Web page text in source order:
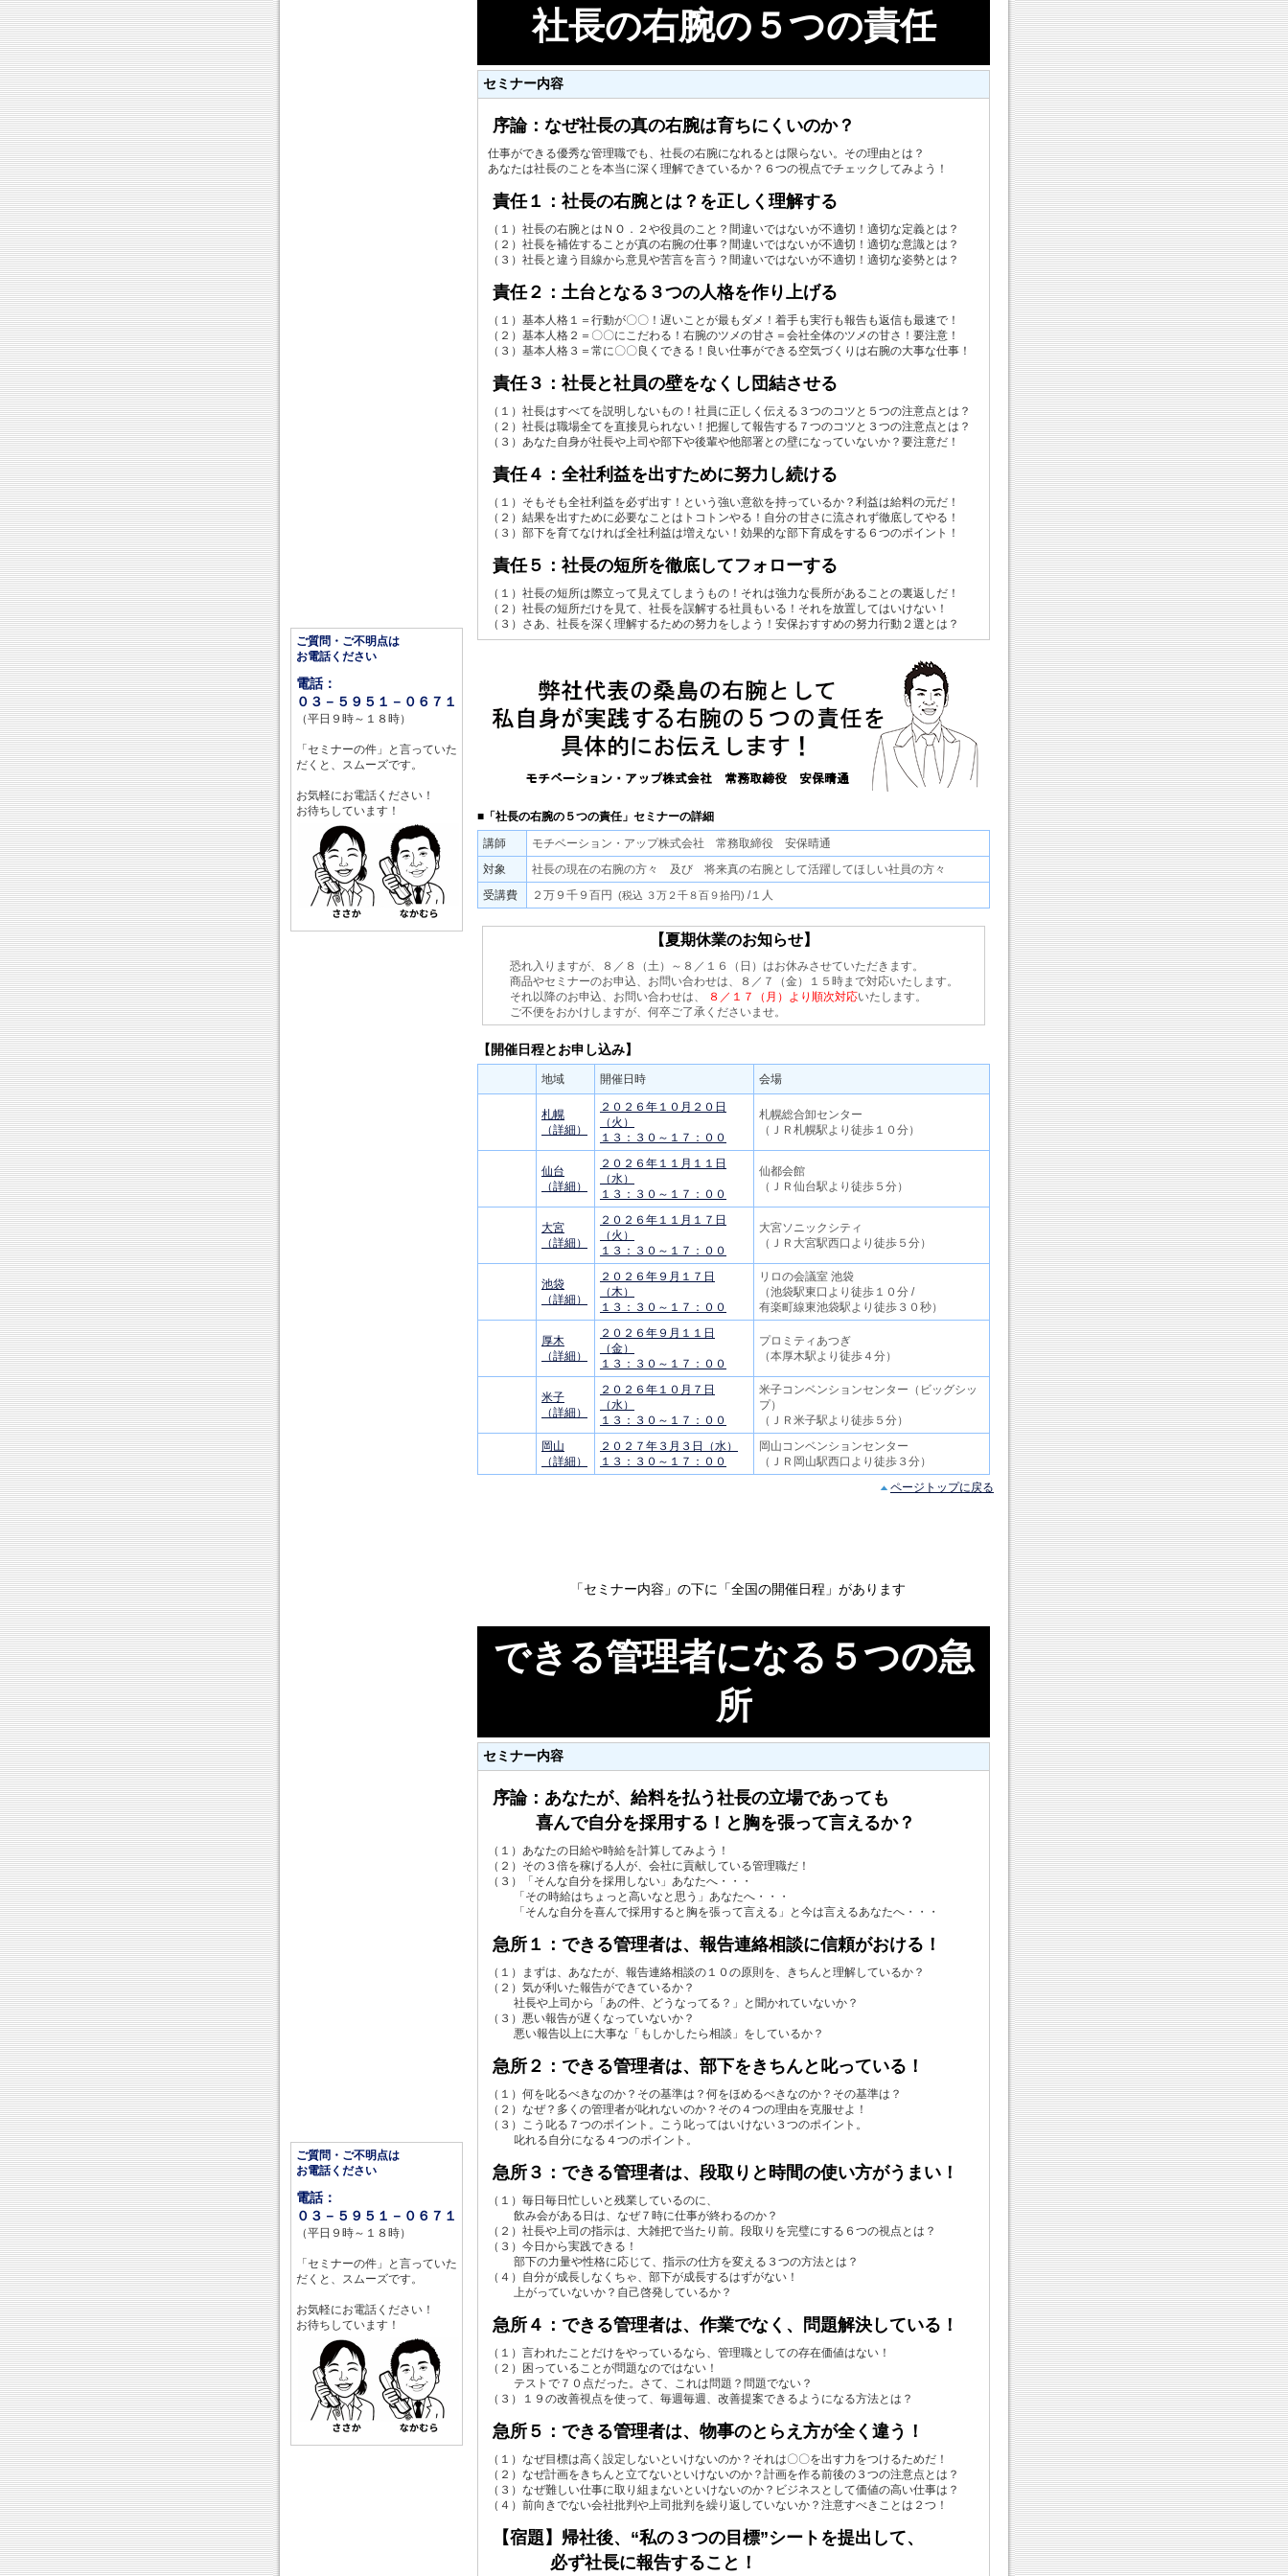
ご質問・ご不明点は
お電話ください
電話：
０３－５９５１－０６７１
（平日９時～１８時）
「セミナーの件」と言っていた
だくと、スムーズです。
お気軽にお電話ください！
お待ちしています！
ご質問・ご不明点は
お電話ください
電話：
０３－５９５１－０６７１
（平日９時～１８時）
「セミナーの件」と言っていた
だくと、スムーズです。
お気軽にお電話ください！
お待ちしています！
社長の右腕の５つの責任
セミナー内容
序論：なぜ社長の真の右腕は育ちにくいのか？
仕事ができる優秀な管理職でも、社長の右腕になれるとは限らない。その理由とは？
あなたは社長のことを本当に深く理解できているか？６つの視点でチェックしてみよう！
責任１：社長の右腕とは？を正しく理解する
（１）社長の右腕とはＮＯ．２や役員のこと？間違いではないが不適切！適切な定義とは？
（２）社長を補佐することが真の右腕の仕事？間違いではないが不適切！適切な意識とは？
（３）社長と違う目線から意見や苦言を言う？間違いではないが不適切！適切な姿勢とは？
責任２：土台となる３つの人格を作り上げる
（１）基本人格１＝行動が〇〇！遅いことが最もダメ！着手も実行も報告も返信も最速で！
（２）基本人格２＝〇〇にこだわる！右腕のツメの甘さ＝会社全体のツメの甘さ！要注意！
（３）基本人格３＝常に〇〇良くできる！良い仕事ができる空気づくりは右腕の大事な仕事！
責任３：社長と社員の壁をなくし団結させる
（１）社長はすべてを説明しないもの！社員に正しく伝える３つのコツと５つの注意点とは？
（２）社長は職場全てを直接見られない！把握して報告する７つのコツと３つの注意点とは？
（３）あなた自身が社長や上司や部下や後輩や他部署との壁になっていないか？要注意だ！
責任４：全社利益を出すために努力し続ける
（１）そもそも全社利益を必ず出す！という強い意欲を持っているか？利益は給料の元だ！
（２）結果を出すために必要なことはトコトンやる！自分の甘さに流されず徹底してやる！
（３）部下を育てなければ全社利益は増えない！効果的な部下育成をする６つのポイント！
責任５：社長の短所を徹底してフォローする
（１）社長の短所は際立って見えてしまうもの！それは強力な長所があることの裏返しだ！
（２）社長の短所だけを見て、社長を誤解する社員もいる！それを放置してはいけない！
（３）さあ、社長を深く理解するための努力をしよう！安保おすすめの努力行動２選とは？
■「社長の右腕の５つの責任」セミナーの詳細
講師
モチベーション・アップ株式会社 常務取締役 安保晴通
対象
社長の現在の右腕の方々 及び 将来真の右腕として活躍してほしい社員の方々
受講費
２万９千９百円 (税込 ３万２千８百９拾円) /１人
【夏期休業のお知らせ】
恐れ入りますが、８／８（土）～８／１６（日）はお休みさせていただきます。
商品やセミナーのお申込、お問い合わせは、８／７（金）１５時まで対応いたします。
それ以降のお申込、お問い合わせは、
８／１７（月）より順次対応いたします。
ご不便をおかけしますが、何卒ご了承くださいませ。
【開催日程とお申し込み】
地域 開催日時 会場
札幌
（詳細）
２０２６年１０月２０日
（火）
１３：３０～１７：００
札幌総合卸センター
（ＪＲ札幌駅より徒歩１０分）
仙台
（詳細）
２０２６年１１月１１日
（水）
１３：３０～１７：００
仙都会館
（ＪＲ仙台駅より徒歩５分）
大宮
（詳細）
２０２６年１１月１７日
（火）
１３：３０～１７：００
大宮ソニックシティ
（ＪＲ大宮駅西口より徒歩５分）
池袋
（詳細）
２０２６年９月１７日
（木）
１３：３０～１７：００
リロの会議室 池袋
（池袋駅東口より徒歩１０分 /
有楽町線東池袋駅より徒歩３０秒）
厚木
（詳細）
２０２６年９月１１日
（金）
１３：３０～１７：００
プロミティあつぎ
（本厚木駅より徒歩４分）
米子
（詳細）
２０２６年１０月７日
（水）
１３：３０～１７：００
米子コンベンションセンター（ビッグシッ
プ）
（ＪＲ米子駅より徒歩５分）
岡山
（詳細）
２０２７年３月３日（水）
１３：３０～１７：００
岡山コンベンションセンター
（ＪＲ岡山駅西口より徒歩３分）
ページトップに戻る
「セミナー内容」の下に「全国の開催日程」があります
できる管理者になる５つの急
所
セミナー内容
序論：あなたが、給料を払う社長の立場であっても
喜んで自分を採用する！と胸を張って言えるか？
（１）あなたの日給や時給を計算してみよう！
（２）その３倍を稼げる人が、会社に貢献している管理職だ！
（３）「そんな自分を採用しない」あなたへ・・・
「その時給はちょっと高いなと思う」あなたへ・・・
「そんな自分を喜んで採用すると胸を張って言える」と今は言えるあなたへ・・・
急所１：できる管理者は、報告連絡相談に信頼がおける！
（１）まずは、あなたが、報告連絡相談の１０の原則を、きちんと理解しているか？
（２）気が利いた報告ができているか？
社長や上司から「あの件、どうなってる？」と聞かれていないか？
（３）悪い報告が遅くなっていないか？
悪い報告以上に大事な「もしかしたら相談」をしているか？
急所２：できる管理者は、部下をきちんと叱っている！
（１）何を叱るべきなのか？その基準は？何をほめるべきなのか？その基準は？
（２）なぜ？多くの管理者が叱れないのか？その４つの理由を克服せよ！
（３）こう叱る７つのポイント。こう叱ってはいけない３つのポイント。
叱れる自分になる４つのポイント。
急所３：できる管理者は、段取りと時間の使い方がうまい！
（１）毎日毎日忙しいと残業しているのに、
飲み会がある日は、なぜ７時に仕事が終わるのか？
（２）社長や上司の指示は、大雑把で当たり前。段取りを完璧にする６つの視点とは？
（３）今日から実践できる！
部下の力量や性格に応じて、指示の仕方を変える３つの方法とは？
（４）自分が成長しなくちゃ、部下が成長するはずがない！
上がっていないか？自己啓発しているか？
急所４：できる管理者は、作業でなく、問題解決している！
（１）言われたことだけをやっているなら、管理職としての存在価値はない！
（２）困っていることが問題なのではない！
テストで７０点だった。さて、これは問題？問題でない？
（３）１９の改善視点を使って、毎週毎週、改善提案できるようになる方法とは？
急所５：できる管理者は、物事のとらえ方が全く違う！
（１）なぜ目標は高く設定しないといけないのか？それは〇〇を出す力をつけるためだ！
（２）なぜ計画をきちんと立てないといけないのか？計画を作る前後の３つの注意点とは？
（３）なぜ難しい仕事に取り組まないといけないのか？ビジネスとして価値の高い仕事は？
（４）前向きでない会社批判や上司批判を繰り返していないか？注意すべきことは２つ！
【宿題】帰社後、“私の３つの目標”シートを提出して、
必ず社長に報告すること！